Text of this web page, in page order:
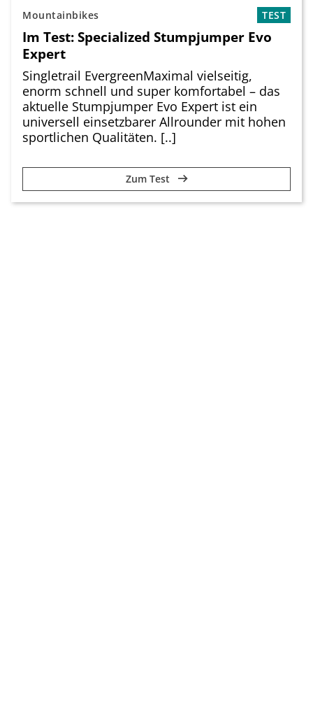
Mountainbikes TEST
Im Test: Specialized Stumpjumper Evo
Expert
Singletrail EvergreenMaximal vielseitig,
enorm schnell und super komfortabel – das
aktuelle Stumpjumper Evo Expert ist ein
universell einsetzbarer Allrounder mit hohen
sportlichen Qualitäten. [..]
Zum Test